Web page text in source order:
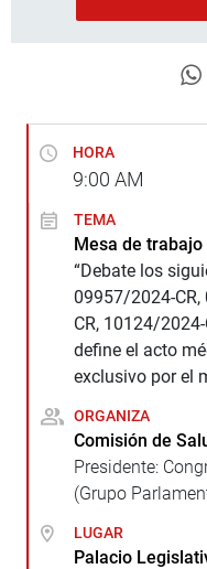
HORA
9:00 AM
TEMA
Mesa de trabajo
“Debate los
09957/2024-
CR, 10124/
define el acto
exclusivo por el
ORGANIZA
Comisión de
Presidente:
(Grupo
LUGAR
Palacio